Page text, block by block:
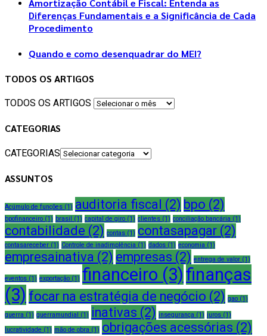
Amortização Contábil e Fiscal: Entenda as
Diferenças Fundamentais e a Significância de Cada
Procedimento
Quando e como desenquadrar do MEI?
TODOS OS ARTIGOS
TODOS OS ARTIGOS
CATEGORIAS
CATEGORIAS
ASSUNTOS
Acúmulo de funções (1) auditoria fiscal (2) bpo (2)
bpofinanceiro (1) brasil (1) capital de giro (1) clientes (1) conciliação bancária (1)
contabilidade (2) contas (1) contasapagar (2)
contasareceber (1) Controle de inadimplência (1) dados (1) economia (1)
empresainativa (2) empresas (2) entrega de valor (1)
eventos (1) exportação (1) financeiro (3)finanças
(3) focar na estratégia de negócio (2) gao (1)
guerra (1) guerramundial (1) inativas (2) insegurança (1) juros (1)
lucratividade (1) mão de obra (1) obrigações acessórias (2)